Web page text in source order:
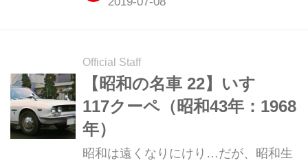
Official Staff
【昭和の名車 22】いすゞ
117クーペ（昭和43年：1968
年）
昭和は遠くなりにけり…だが、昭和生